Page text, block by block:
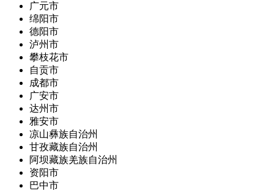
广元市
绵阳市
德阳市
泸州市
攀枝花市
自贡市
成都市
广安市
达州市
雅安市
凉山彝族自治州
甘孜藏族自治州
阿坝藏族羌族自治州
资阳市
巴中市